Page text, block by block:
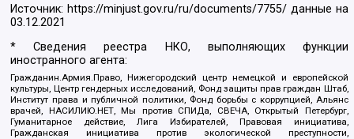
Источник: https://minjust.gov.ru/ru/documents/7755/ данные на
03.12.2021
* Сведения реестра НКО, выполняющих функции
иностранного агента:
Гражданин.Армия.Право, Нижегородский центр немецкой и европейской
культуры, Центр гендерных исследований, Фонд защиты прав граждан Штаб,
Институт права и публичной политики, Фонд борьбы с коррупцией, Альянс
врачей, НАСИЛИЮ.НЕТ, Мы против СПИДа, СВЕЧА, Открытый Петербург,
Гуманитарное действие, Лига Избирателей, Правовая инициатива,
Гражданская инициатива против экологической преступности,